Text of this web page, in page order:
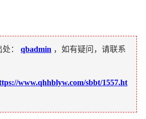
： qbadmin ，如有疑问，请联系
www.qhhblyw.com/sbbt/1557.ht